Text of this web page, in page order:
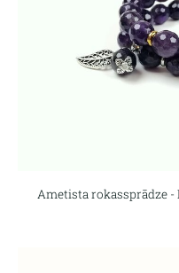
Ametista rokassprādze -